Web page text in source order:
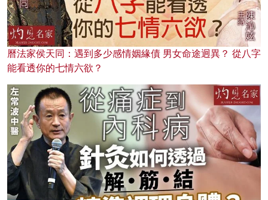
曆法家侯天同：遇到多少感情姻緣債 男女命途迥異？ 從八字
能看透你的七情六欲？